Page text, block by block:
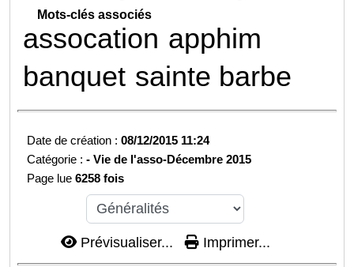
Mots-clés associés
assocation apphim
banquet sainte barbe
Date de création :08/12/2015 11:24
Catégorie :-Vie de l'asso-Décembre 2015
Page lue6258 fois
Prévisualiser... Imprimer...